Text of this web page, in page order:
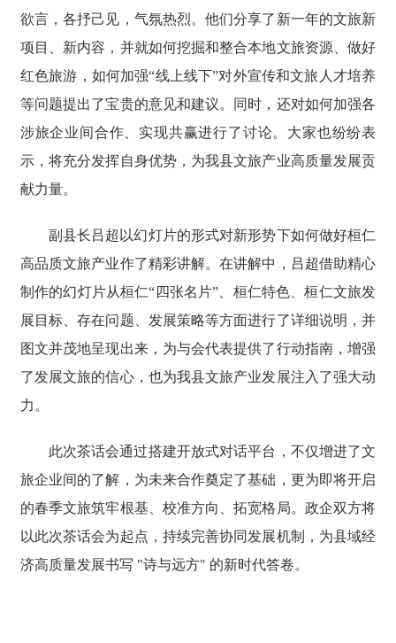
欲言，各抒己见，气氛热烈。他们分享了新一年的文旅新
项目、新内容，并就如何挖掘和整合本地文旅资源、做好
红色旅游，如何加强“线上线下”对外宣传和文旅人才培养
等问题提出了宝贵的意见和建议。同时，还对如何加强各
涉旅企业间合作、实现共赢进行了讨论。大家也纷纷表
示，将充分发挥自身优势，为我县文旅产业高质量发展贡
献力量。
副县长吕超以幻灯片的形式对新形势下如何做好桓仁
高品质文旅产业作了精彩讲解。在讲解中，吕超借助精心
制作的幻灯片从桓仁“四张名片”、桓仁特色、桓仁文旅发
展目标、存在问题、发展策略等方面进行了详细说明，并
图文并茂地呈现出来，为与会代表提供了行动指南，增强
了发展文旅的信心，也为我县文旅产业发展注入了强大动
力。
此次茶话会通过搭建开放式对话平台，不仅增进了文
旅企业间的了解，为未来合作奠定了基础，更为即将开启
的春季文旅筑牢根基、校准方向、拓宽格局。政企双方将
以此次茶话会为起点，持续完善协同发展机制，为县域经
济高质量发展书写 "诗与远方" 的新时代答卷。